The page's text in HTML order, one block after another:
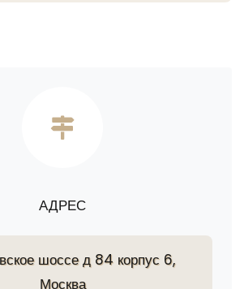
АДРЕС
шоссе д 84 корпус 6,
Москва